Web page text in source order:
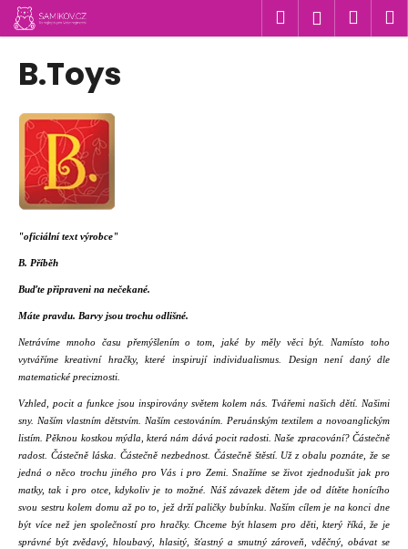
Přejít
na
obsah
Hledat
B.Toys
"oficiální text výrobce"
B. Příběh
Buďte připraveni na nečekané.
Máte pravdu. Barvy jsou trochu odlišné.
Netrávíme mnoho času přemýšlením o tom, jaké by měly věci být. Namísto toho
vytváříme kreativní hračky, které inspirují individualismus. Design není daný dle
matematické preciznosti.
Vzhled, pocit a funkce jsou inspirovány světem kolem nás. Tvářemi našich dětí. Našimi
sny. Naším vlastním dětstvím. Naším cestováním. Peruánským textilem a novoanglickým
listím. Pěknou kostkou mýdla, která nám dává pocit radosti. Naše zpracování? Částečně
radost. Částečně láska. Částečně nezbednost. Částečně štěstí. Už z obalu poznáte, že se
jedná o něco trochu jiného pro Vás i pro Zemi. Snažíme se život zjednodušit jak pro
matky, tak i pro otce, kdykoliv je to možné. Náš závazek dětem jde od dítěte honícího
svou sestru kolem domu až po to, jež drží paličky bubínku. Naším cílem je na konci dne
být více než jen společností pro hračky. Chceme být hlasem pro děti, který říká, že je
správné být zvědavý, hloubavý, hlasitý, šťastný a smutný zároveň, vděčný, obávat se
o
o
p
o
t
ř
e
b
u
j
e
t
e
n
a
j
í
t
?